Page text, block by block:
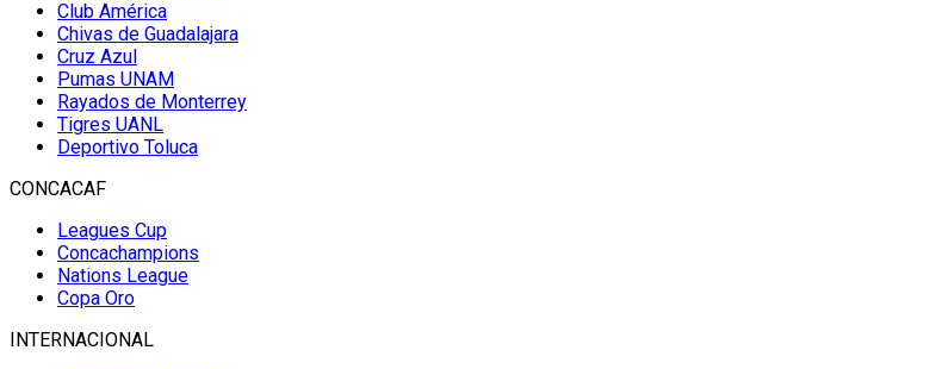
Club América
Chivas de Guadalajara
Cruz Azul
Pumas UNAM
Rayados de Monterrey
Tigres UANL
Deportivo Toluca
CONCACAF
Leagues Cup
Concachampions
Nations League
Copa Oro
INTERNACIONAL